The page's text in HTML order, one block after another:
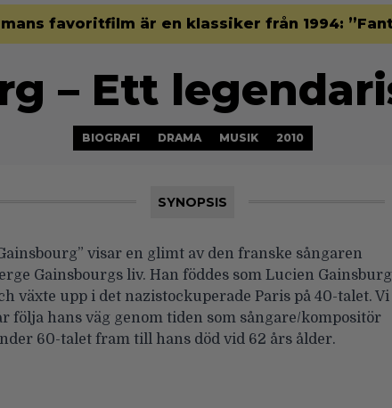
favoritfilm är en klassiker från 1994:
– Ett
BIOGRAFI DRAMA MUSIK 2010
SYNOPSIS
visar en glimt av den franske sångaren
Gainsbourgs liv. Han föddes som Lucien Gainsburg
växte upp i det nazistockuperade Paris på 40-talet. Vi
följa hans väg genom tiden som sångare/kompositör
60-talet fram till hans död vid 62 års ålder.